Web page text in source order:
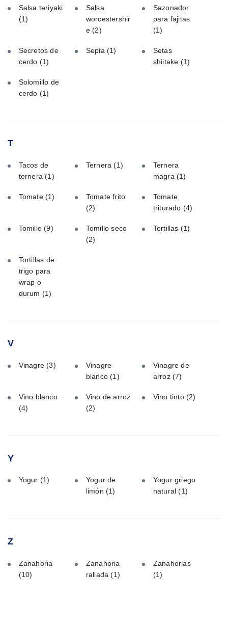
Salsa teriyaki
(1)
Salsa
worcestershir
e(2)
Sazonador
para fajitas
(1)
Secretos de
cerdo (1)
Sepia (1)
Setas
shiitake (1)
Solomillo de
cerdo (1)
T
Tacos de
ternera(1)
Ternera(1)
Ternera
magra(1)
Tomate (1)
Tomate frito
(2)
Tomate
triturado (4)
Tomillo(9)
Tomillo seco
(2)
Tortillas (1)
Tortillas de
trigo para
wrap o
durum (1)
V
Vinagre(3)
Vinagre
blanco(1)
Vinagre de
arroz(7)
Vino blanco
(4)
Vino de arroz
(2)
Vino tinto(2)
Y
Yogur (1)
Yogur de
limón (1)
Yogur griego
natural(1)
Z
Zanahoria
(10)
Zanahoria
rallada(1)
Zanahorias
(1)